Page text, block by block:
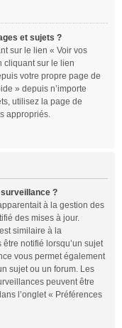
et sujets ?
sur le lien « Voir vos
cliquant sur le lien
votre propre page de
» depuis n’importe
utilisez la page de
appropriés.
?
à la gestion des
des mises à jour.
similaire à la
notifié lorsqu’un sujet
vous permet également
sujet ou un forum. Les
peuvent être
l’onglet « Préférences